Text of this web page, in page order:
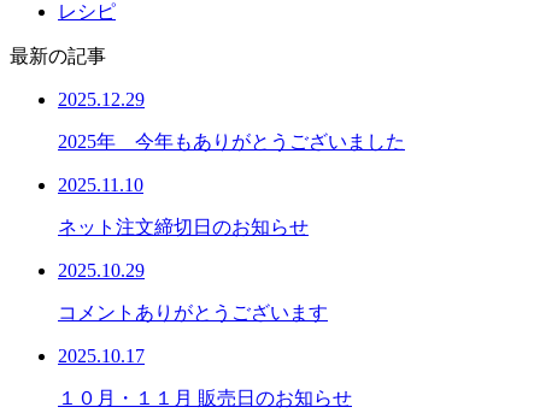
レシピ
最新の記事
2025.12.29
2025年 今年もありがとうございました
2025.11.10
ネット注文締切日のお知らせ
2025.10.29
コメントありがとうございます
2025.10.17
１０月・１１月 販売日のお知らせ